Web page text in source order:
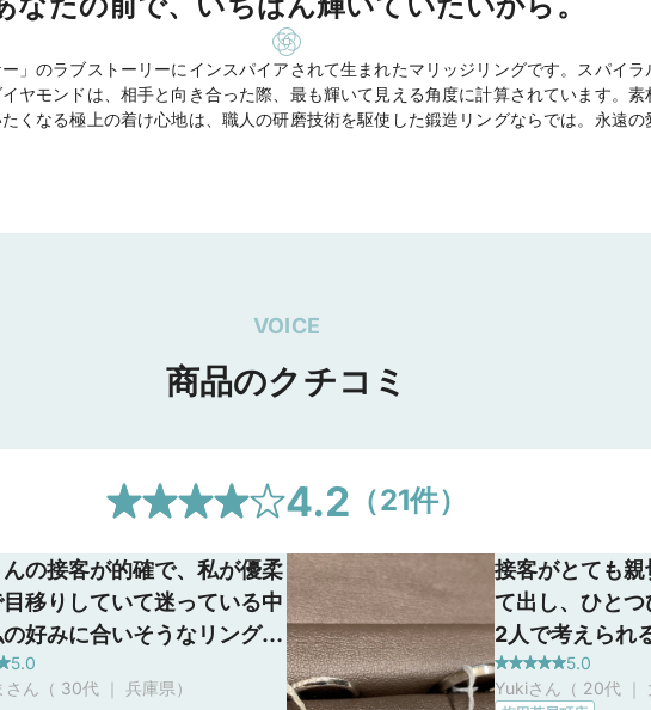
」のラブストーリーにインスパイアされて生まれたマリッジリングです。スパイラ
ヤモンドは、相手と向き合った際、最も輝いて見える角度に計算されています。素
くなる極上の着け心地は、職人の研磨技術を駆使した鍛造リングならでは。永遠
VOICE
商品のクチコミ
4.2 （21件）
んの接客が的確で、私が優柔
移りしていて迷っている中
好みに合いそうなリングを
案してくれた点は感動しま
また、比較的若者向きなか
5.0
さん（ 30代 ｜ 兵庫県）
接客がとても
て出し、ひと
2人で考えられ
を外してくださ
助け船を出して
5.0
Yukiさん（ 20代 ｜